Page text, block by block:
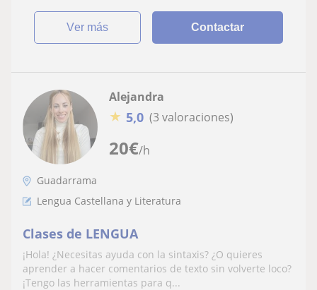
ver más Contactar
20€/h
Alejandra
★ 5,0 (3 valoraciones)
Guadarrama
Lengua Castellana y Literatura
Clases de LENGUA
¡Hola! ¿Necesitas ayuda con la sintaxis? ¿O quieres
aprender a hacer comentarios de texto sin volverte loco?
¡Tengo las herramientas para q...